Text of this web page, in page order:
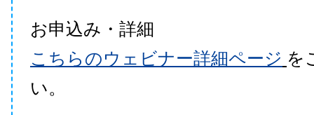
お申込み・詳細
こちらのウェビナー詳細ページ を
い。